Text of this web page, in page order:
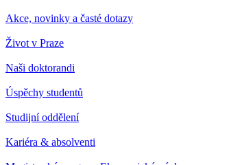
Akce, novinky a časté dotazy
Život v Praze
Naši doktorandi
Úspěchy studentů
Studijní oddělení
Kariéra & absolventi